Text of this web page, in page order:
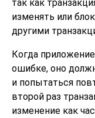
так как
изменять или
другими
Когда
ошибке, оно
и попытаться
второй раз
изменение как